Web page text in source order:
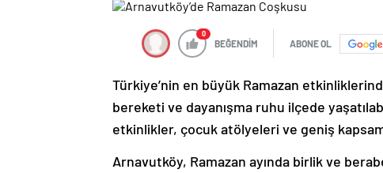
0
BEĞENDİM ABONE OL
Türkiye’nin en büyük Ramazan
bereketi ve dayanışma ruhu ilçede
etkinlikler, çocuk atölyeleri ve geniş
Arnavutköy, Ramazan ayında birlik ve